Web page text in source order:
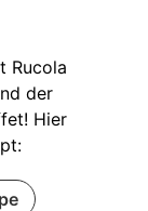
Rucola
der
Hier